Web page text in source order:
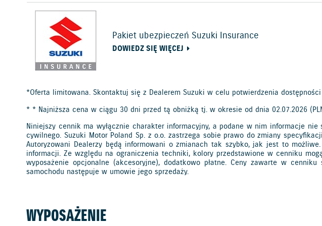
Pakiet ubezpieczeń Suzuki Insurance
DOWIEDZ SIĘ WIĘCEJ
*Oferta limitowana. Skontaktuj się z Dealerem Suzuki w celu potwierdzenia
* * Najniższa cena w ciągu 30 dni przed tą obniżką tj. w okresie od dnia 02.07.2026
Niniejszy cennik ma wyłącznie charakter informacyjny, a podane w nim informacje
cywilnego. Suzuki Motor Poland Sp. z o.o. zastrzega sobie prawo do zmiany
Autoryzowani Dealerzy będą informowani o zmianach tak szybko, jak jest to
informacji. Ze względu na ograniczenia techniki, kolory przedstawione w cenniku
wyposażenie opcjonalne (akcesoryjne), dodatkowo płatne. Ceny zawarte w
samochodu następuje w umowie jego sprzedaży.
WYPOSAŻENIE